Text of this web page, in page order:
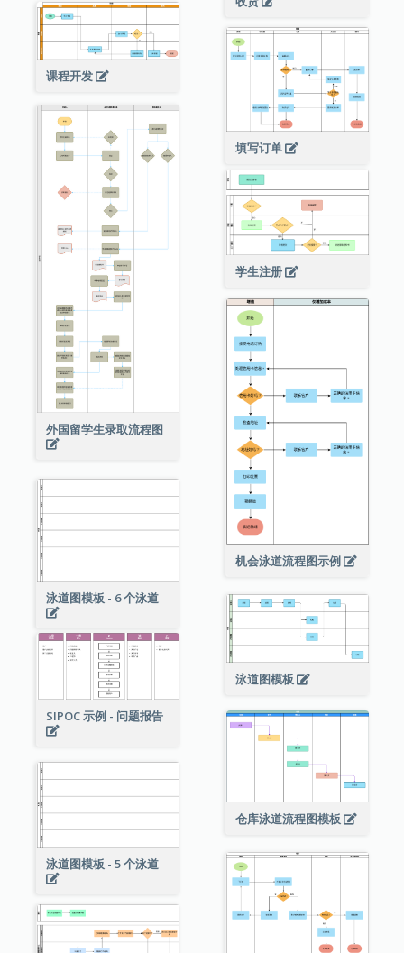
课程开发
填写订单
外国留学生录取流程图
学生注册
机会泳道流程图示例
泳道图模板 - 6 个泳道
泳道图模板
SIPOC 示例 - 问题报告
仓库泳道流程图模板
泳道图模板 - 5 个泳道